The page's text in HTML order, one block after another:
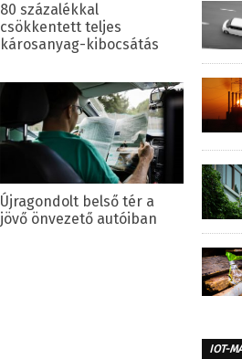
80 százalékkal
csökkentett teljes
károsanyag-kibocsátás
Újragondolt belső tér a
jövő önvezető autóiban
IOT-